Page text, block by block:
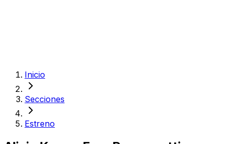
Inicio
Secciones
Estreno